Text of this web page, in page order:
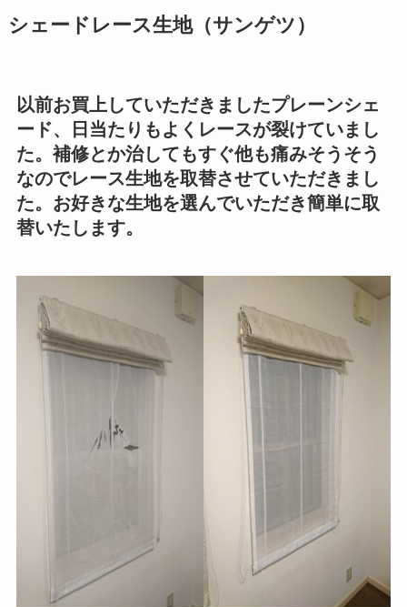
シェードレース生地（サンゲツ）
以前お買上していただきましたプレーンシェ
ード、日当たりもよくレースが裂けていまし
た。補修とか治してもすぐ他も痛みそうそう
なのでレース生地を取替させていただきまし
た。お好きな生地を選んでいただき簡単に取
替いたします。